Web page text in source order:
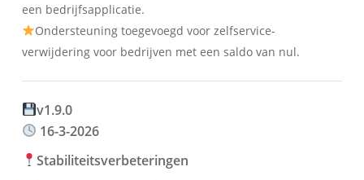
een bedrijfsapplicatie.
Ondersteuning toegevoegd voor zelfservice-
verwijdering voor bedrijven met een saldo van nul.
v1.9.0
16-3-2026
Stabiliteitsverbeteringen